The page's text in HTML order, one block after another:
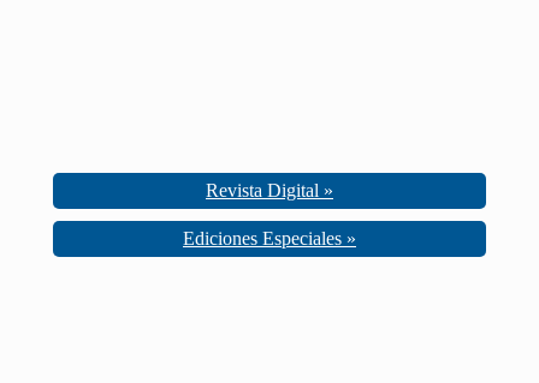
Revista Digital »
Ediciones Especiales »